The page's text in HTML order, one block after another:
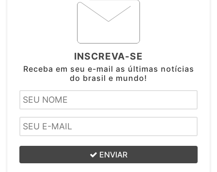
INSCREVA-SE
Receba em seu e-mail as últimas notícias
do brasil e mundo!
ENVIAR